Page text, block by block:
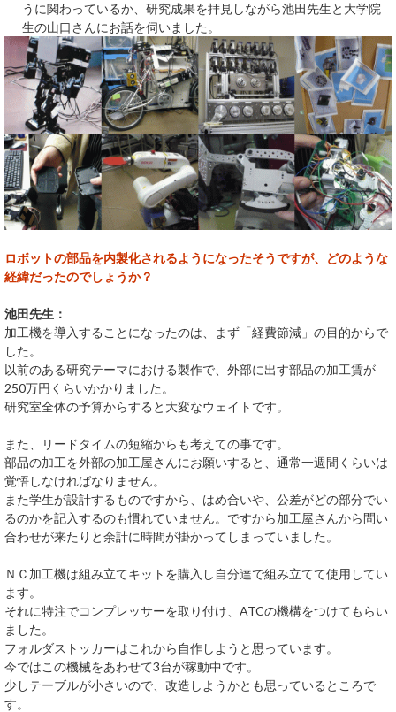
うに関わっているか、研究成果を拝見しながら池田先生と大学院
生の山口さんにお話を伺いました。
ロボットの部品を内製化されるようになったそうですが、どのような
経緯だったのでしょうか？
池田先生：
加工機を導入することになったのは、まず「経費節減」の目的からで
した。
以前のある研究テーマにおける製作で、外部に出す部品の加工賃が
250万円くらいかかりました。
研究室全体の予算からすると大変なウェイトです。
また、リードタイムの短縮からも考えての事です。
部品の加工を外部の加工屋さんにお願いすると、通常一週間くらいは
覚悟しなければなりません。
また学生が設計するものですから、はめ合いや、公差がどの部分でい
るのかを記入するのも慣れていません。ですから加工屋さんから問い
合わせが来たりと余計に時間が掛かってしまっていました。
ＮＣ加工機は組み立てキットを購入し自分達で組み立てて使用してい
ます。
それに特注でコンプレッサーを取り付け、ATCの機構をつけてもらい
ました。
フォルダストッカーはこれから自作しようと思っています。
今ではこの機械をあわせて3台が稼動中です。
少しテーブルが小さいので、改造しようかとも思っているところで
す。